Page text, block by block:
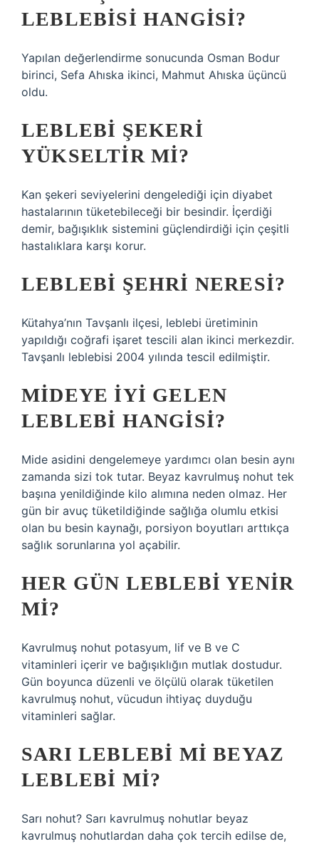
LEBLEBISI HANGISI?
Yapılan değerlendirme sonucunda Osman Bodur
birinci, Sefa Ahıska ikinci, Mahmut Ahıska üçüncü
oldu.
LEBLEBI ŞEKERI
YÜKSELTIR MI?
Kan şekeri seviyelerini dengelediği için diyabet
hastalarının tüketebileceği bir besindir. İçerdiği
demir, bağışıklık sistemini güçlendirdiği için çeşitli
hastalıklara karşı korur.
LEBLEBI ŞEHRI NERESI?
Kütahya’nın Tavşanlı ilçesi, leblebi üretiminin
yapıldığı coğrafi işaret tescili alan ikinci merkezdir.
Tavşanlı leblebisi 2004 yılında tescil edilmiştir.
MIDEYE IYI GELEN
LEBLEBI HANGISI?
Mide asidini dengelemeye yardımcı olan besin aynı
zamanda sizi tok tutar. Beyaz kavrulmuş nohut tek
başına yenildiğinde kilo alımına neden olmaz. Her
gün bir avuç tüketildiğinde sağlığa olumlu etkisi
olan bu besin kaynağı, porsiyon boyutları arttıkça
sağlık sorunlarına yol açabilir.
HER GÜN LEBLEBI YENIR
MI?
Kavrulmuş nohut potasyum, lif ve B ve C
vitaminleri içerir ve bağışıklığın mutlak dostudur.
Gün boyunca düzenli ve ölçülü olarak tüketilen
kavrulmuş nohut, vücudun ihtiyaç duyduğu
vitaminleri sağlar.
SARI LEBLEBI MI BEYAZ
LEBLEBI MI?
Sarı nohut? Sarı kavrulmuş nohutlar beyaz
kavrulmuş nohutlardan daha çok tercih edilse de,